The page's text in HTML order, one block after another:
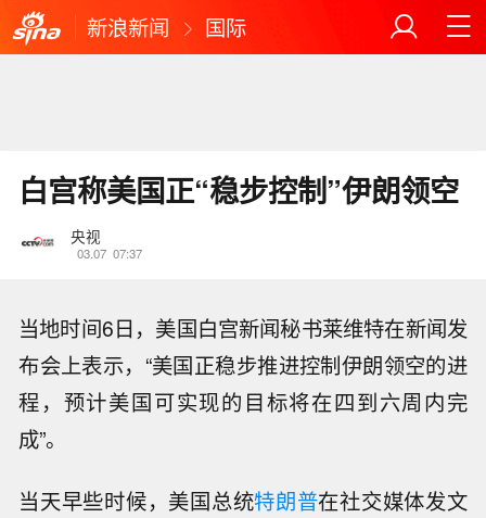
新浪新闻 国际
白宫称美国正“稳步控制”伊朗领空
央视
03.07 07:37
当地时间6日，美国白宫新闻秘书莱维特在新闻发
布会上表示，“美国正稳步推进控制伊朗领空的进
程，预计美国可实现的目标将在四到六周内完
成”。
当天早些时候，美国总统特朗普在社交媒体发文